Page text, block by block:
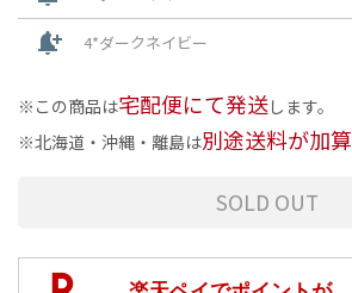
notification_add 4*ダークネイビー
この商品は宅配便にて発送します。
北海道・沖縄・離島は別途送料が加算
SOLD OUT